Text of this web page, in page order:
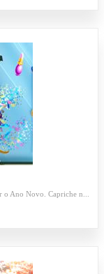
o Ano Novo. Capriche n...